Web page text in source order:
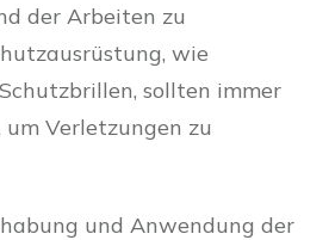
der Arbeiten zu
wie
sollten immer
Verletzungen zu
und Anwendung der